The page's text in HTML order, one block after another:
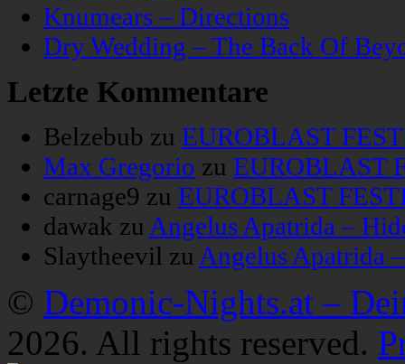
Knumears – Directions
Dry Wedding – The Back Of
Letzte Kommentare
Belzebub zu EUROBLAST
Max Gregorio zu EUROBLAST
carnage9 zu EUROBLAST
dawak zu Angelus Apatrida –
Slaytheevil zu Angelus Apatrida
© Demonic-Nights.at –
2026. All rights reserved.